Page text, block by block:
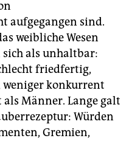
aufgegangen sind.
weibliche Wesen
als unhaltbar:
friedfertig,
konkurrent
Männer. Lange galt
Würden
Gremien,